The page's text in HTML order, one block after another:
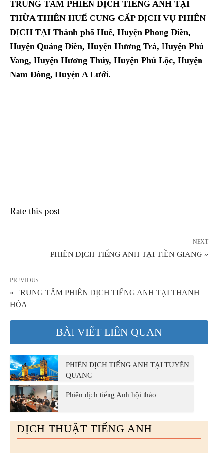
TRUNG TÂM PHIÊN DỊCH TIẾNG ANH TẠI
THỪA THIÊN HUẾ CUNG CẤP DỊCH VỤ PHIÊN
DỊCH TẠI Thành phố Huế, Huyện Phong Điền,
Huyện Quảng Điền, Huyện Hương Trà, Huyện Phú
Vang, Huyện Hương Thủy, Huyện Phú Lộc, Huyện
Nam Đông, Huyện A Lưới.
Rate this post
NEXT
PHIÊN DỊCH TIẾNG ANH TẠI TIỀN GIANG »
PREVIOUS
« TRUNG TÂM PHIÊN DỊCH TIẾNG ANH TẠI THANH
HÓA
BÀI VIẾT LIÊN QUAN
PHIÊN DỊCH TIẾNG ANH TẠI TUYÊN
QUANG
Phiên dịch tiếng Anh hội thảo
DỊCH THUẬT TIẾNG ANH